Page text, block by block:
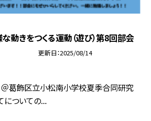
な動きをつくる運動（遊び）第8回部会
更新日 2025/08/14
＠葛飾区立小松南小学校夏季合同研究
についての...